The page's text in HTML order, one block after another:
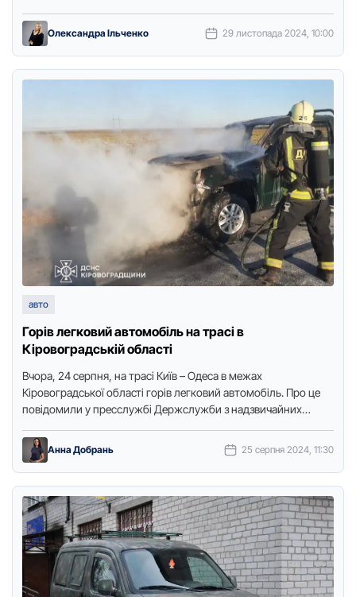
Олександра Ільченко 29 листопада 2024, 10:00
авто
Горів легковий автомобіль на трасі в
Кіровоградській області
Вчора, 24 серпня, на трасі Київ – Одеса в межах
Кіровоградської області горів легковий автомобіль. Про це
повідомили у пресслужбі Держслужби з надзвичайних
Анна Добрань 25 серпня 2024, 11:30